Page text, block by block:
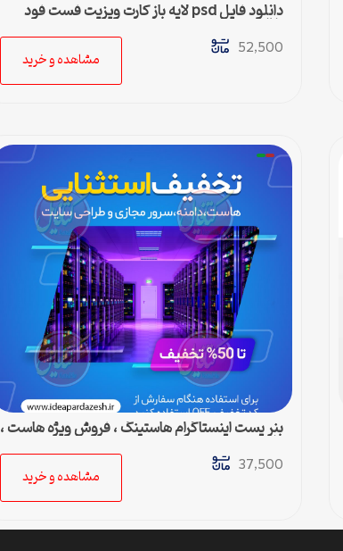
دانلود فایل psd لایه باز کارت ویزیت فست فود
52,500
مشاهده و خرید
بنر پست اینستاگرام هاستینگ ، فروش ویژه هاست ،
37,500
مشاهده و خرید